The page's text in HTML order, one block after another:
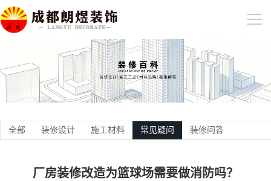
全部 装修设计 施工材料 常见疑问 装修问答
厂房装修改造为篮球场需要做消防吗？